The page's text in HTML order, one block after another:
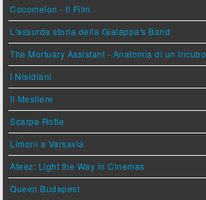
Cocomelon - Il Film
L'assurda storia della Gialappa's Band
The Mortuary Assistant - Anatomia di un Incubo
I Nisidiani
Il Mestiere
Scarpe Rotte
Limoni a Varsavia
Ateez: Light the Way in Cinemas
Queen Budapest